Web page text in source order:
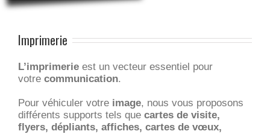
Imprimerie
L’imprimerie est un vecteur essentiel pour
votre communication.
Pour véhiculer votre image, nous vous proposons
différents supports tels que cartes de visite,
flyers, dépliants, affiches, cartes de vœux,